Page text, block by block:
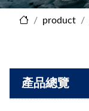
product
產品總覽